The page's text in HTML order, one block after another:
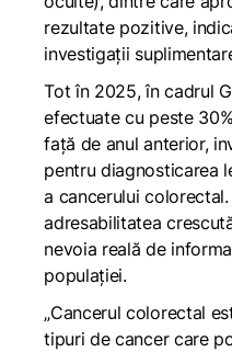
rezultate pozitive,
investigații
Tot în 2025, în cadrul
efectuate cu peste
față de anul anterior,
pentru diagnosticarea
a cancerului
adresabilitatea
nevoia reală de
populației.
„Cancerul colorectal
tipuri de cancer care